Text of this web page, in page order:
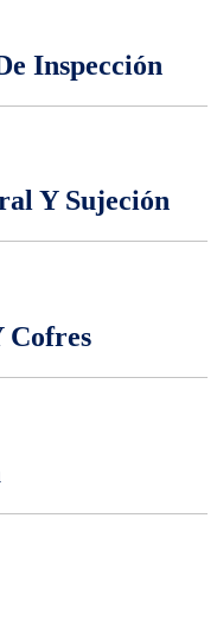
Inspección
Y Sujeción
Cofres